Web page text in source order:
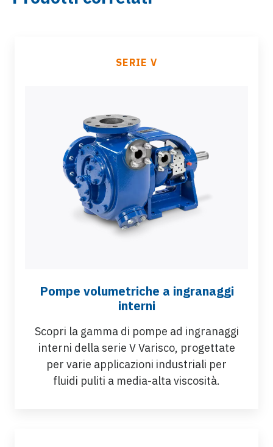
SERIE V
Pompe volumetriche a ingranaggi
interni
Scopri la gamma di pompe ad ingranaggi
interni della serie V Varisco, progettate
per varie applicazioni industriali per
fluidi puliti a media-alta viscosità.